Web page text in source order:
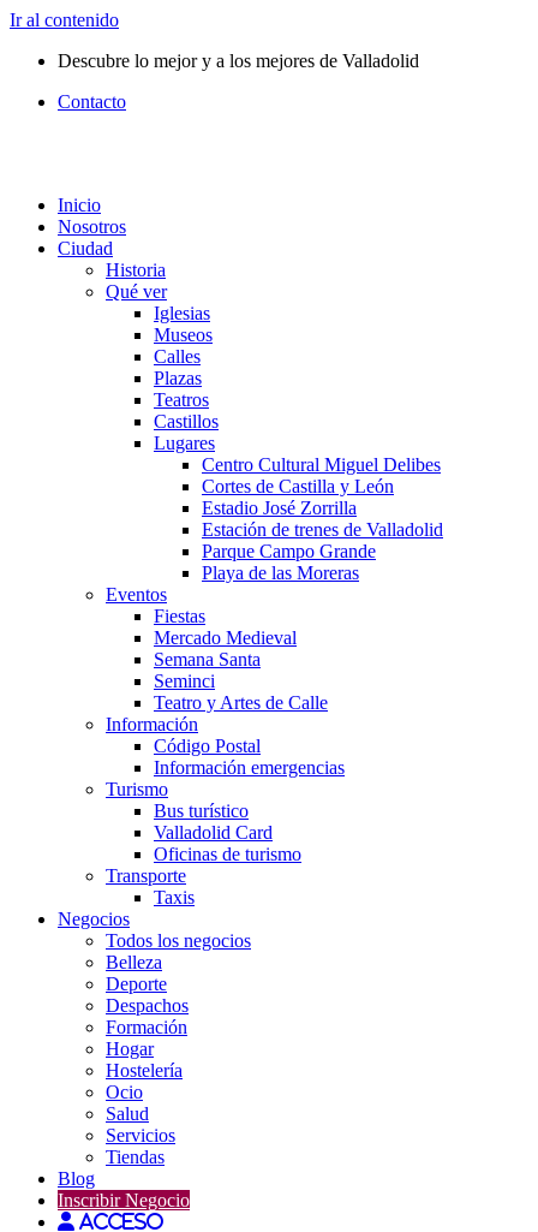
Ir al contenido
Descubre lo mejor y a los mejores de Valladolid
Contacto
Inicio
Nosotros
Ciudad
Historia
Qué ver
Iglesias
Museos
Calles
Plazas
Teatros
Castillos
Lugares
Centro Cultural Miguel Delibes
Cortes de Castilla y León
Estadio José Zorrilla
Estación de trenes de Valladolid
Parque Campo Grande
Playa de las Moreras
Eventos
Fiestas
Mercado Medieval
Semana Santa
Seminci
Teatro y Artes de Calle
Información
Código Postal
Información emergencias
Turismo
Bus turístico
Valladolid Card
Oficinas de turismo
Transporte
Taxis
Negocios
Todos los negocios
Belleza
Deporte
Despachos
Formación
Hogar
Hostelería
Ocio
Salud
Servicios
Tiendas
Blog
Inscribir Negocio
Acceso